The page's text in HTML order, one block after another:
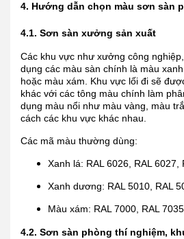
4. Hướng dẫn chọn màu sơn sàn
4.1. Sơn sàn xưởng sản xuất
Các khu vực như xưởng công
dụng các màu sàn chính là màu
hoặc màu xám. Khu vực lối đi sẽ
khác với các tông màu chính làm
dụng màu nổi như màu vàng, màu
cách các khu vực khác nhau.
Các mã màu thường dùng:
Xanh lá: RAL 6026, RAL 6027,
Xanh dương: RAL 5010, RAL
Màu xám: RAL 7000, RAL
4.2. Sơn sàn phòng thí nghiệm,